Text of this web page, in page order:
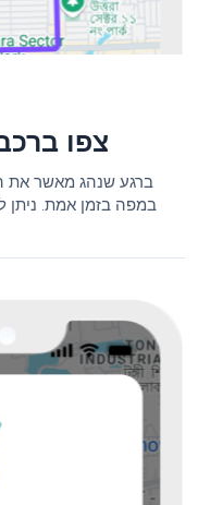
צפו
ברגע שנהג מאשר את
במפה בזמן אמת.